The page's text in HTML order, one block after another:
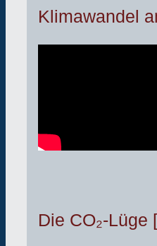
Klimawandel
Die CO₂-Lüge